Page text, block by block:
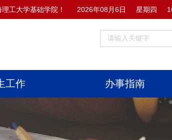
工大学基础学院！ 2026年08月6日 星期四
工作 办事指南